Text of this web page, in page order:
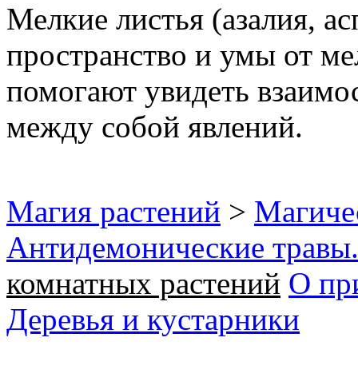
Мелкие листья (азалия,
пространство и умы от
помогают увидеть
между собой явлений.
Магия растений >
Антидемонические
комнатных растений О
Деревья и кустарники